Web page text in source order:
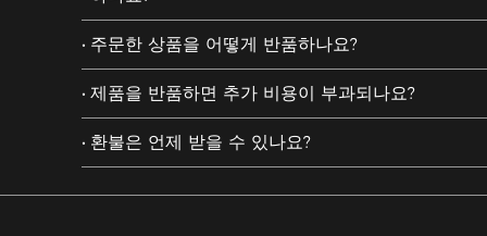
주문한 상품을 어떻게 반품하나요?
제품을 반품하면 추가 비용이 부과되나요?
환불은 언제 받을 수 있나요?